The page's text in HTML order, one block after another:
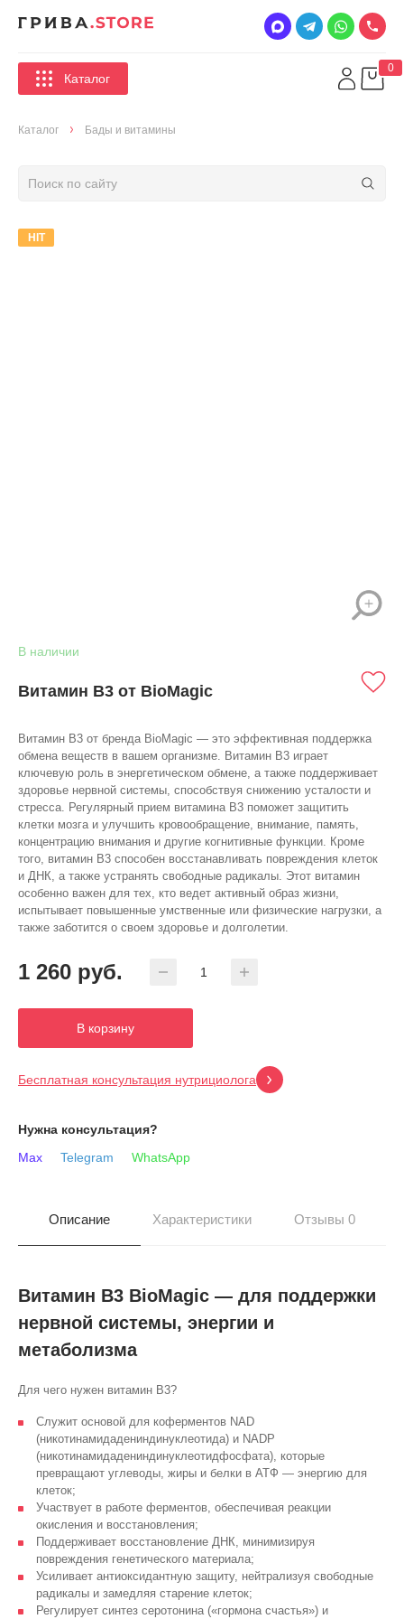
Каталог
0
Каталог Бады и витамины
HIT
В наличии
Витамин B3 от BioMagic
Витамин B3 от бренда BioMagic — это эффективная поддержка
обмена веществ в вашем организме. Витамин B3 играет
ключевую роль в энергетическом обмене, а также поддерживает
здоровье нервной системы, способствуя снижению усталости и
стресса. Регулярный прием витамина B3 поможет защитить
клетки мозга и улучшить кровообращение, внимание, память,
концентрацию внимания и другие когнитивные функции. Кроме
того, витамин В3 способен восстанавливать повреждения клеток
и ДНК, а также устранять свободные радикалы. Этот витамин
особенно важен для тех, кто ведет активный образ жизни,
испытывает повышенные умственные или физические нагрузки, а
также заботится о своем здоровье и долголетии.
1 260 руб.
В корзину
Бесплатная консультация нутрициолога
Нужна консультация?
Max
Telegram WhatsApp
Описание Характеристики Отзывы 0
Витамин B3 BioMagic — для поддержки
нервной системы, энергии и
метаболизма
Для чего нужен витамин В3?
Служит основой для коферментов NAD
(никотинамидадениндинуклеотида) и NADP
(никотинамидадениндинуклеотидфосфата), которые
превращают углеводы, жиры и белки в АТФ — энергию для
клеток;
Участвует в работе ферментов, обеспечивая реакции
окисления и восстановления;
Поддерживает восстановление ДНК, минимизируя
повреждения генетического материала;
Усиливает антиоксидантную защиту, нейтрализуя свободные
радикалы и замедляя старение клеток;
Регулирует синтез серотонина («гормона счастья») и